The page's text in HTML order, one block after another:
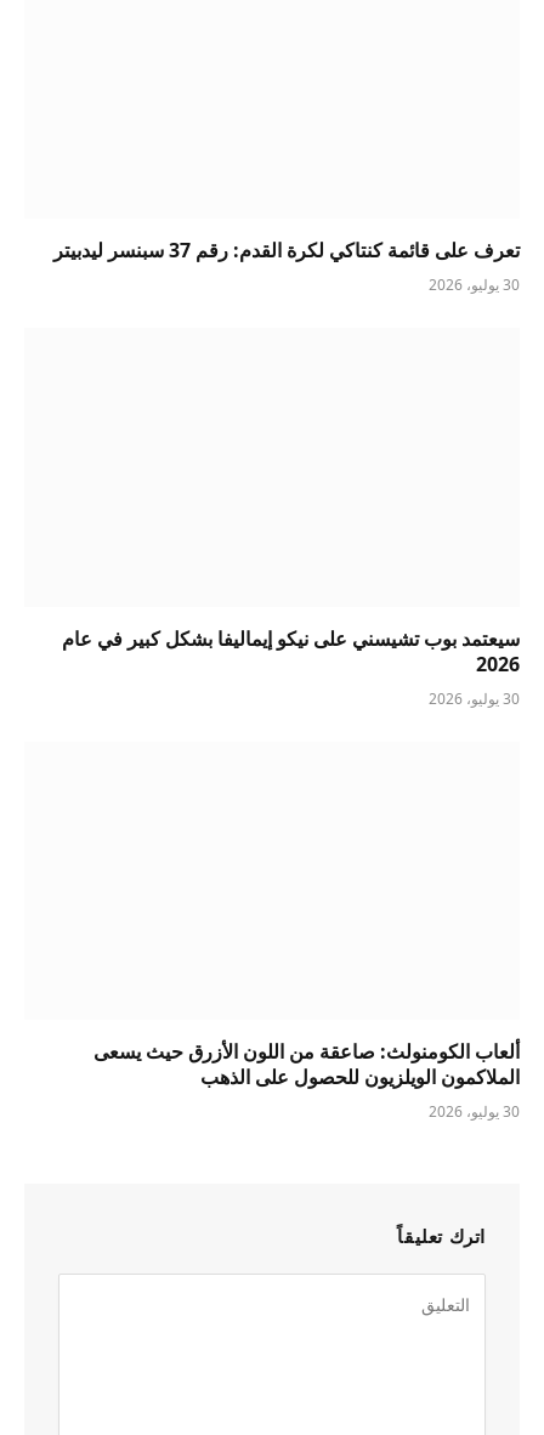
تعرف على قائمة كنتاكي لكرة القدم: رقم 37 سبنسر ليدبيتر
30 يوليو، 2026
سيعتمد بوب تشيسني على نيكو إيماليفا بشكل كبير في عام
2026
30 يوليو، 2026
ألعاب الكومنولث: صاعقة من اللون الأزرق حيث يسعى
الملاكمون الويلزيون للحصول على الذهب
30 يوليو، 2026
اترك تعليقاً